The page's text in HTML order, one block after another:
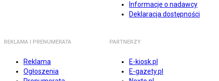
Informacje o nadawcy
Deklaracja dostępności
REKLAMA I PRENUMERATA
Reklama
Ogłoszenia
PARTNERZY
E-kiosk.pl
E-gazety.pl